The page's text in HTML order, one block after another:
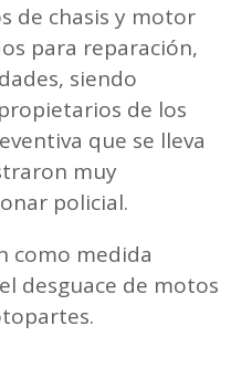
de chasis y motor
para reparación,
siendo
de los
que se lleva
muy
policial.
como medida
desguace de motos